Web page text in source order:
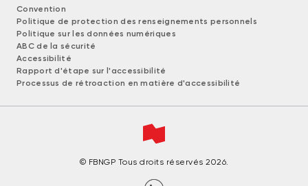
Convention
Politique de protection des renseignements personnels
Politique sur les données numériques
ABC de la sécurité
Accessibilité
Rapport d'étape sur l'accessibilité
Processus de rétroaction en matière d'accessibilité
© FBNGP Tous droits réservés 2026.